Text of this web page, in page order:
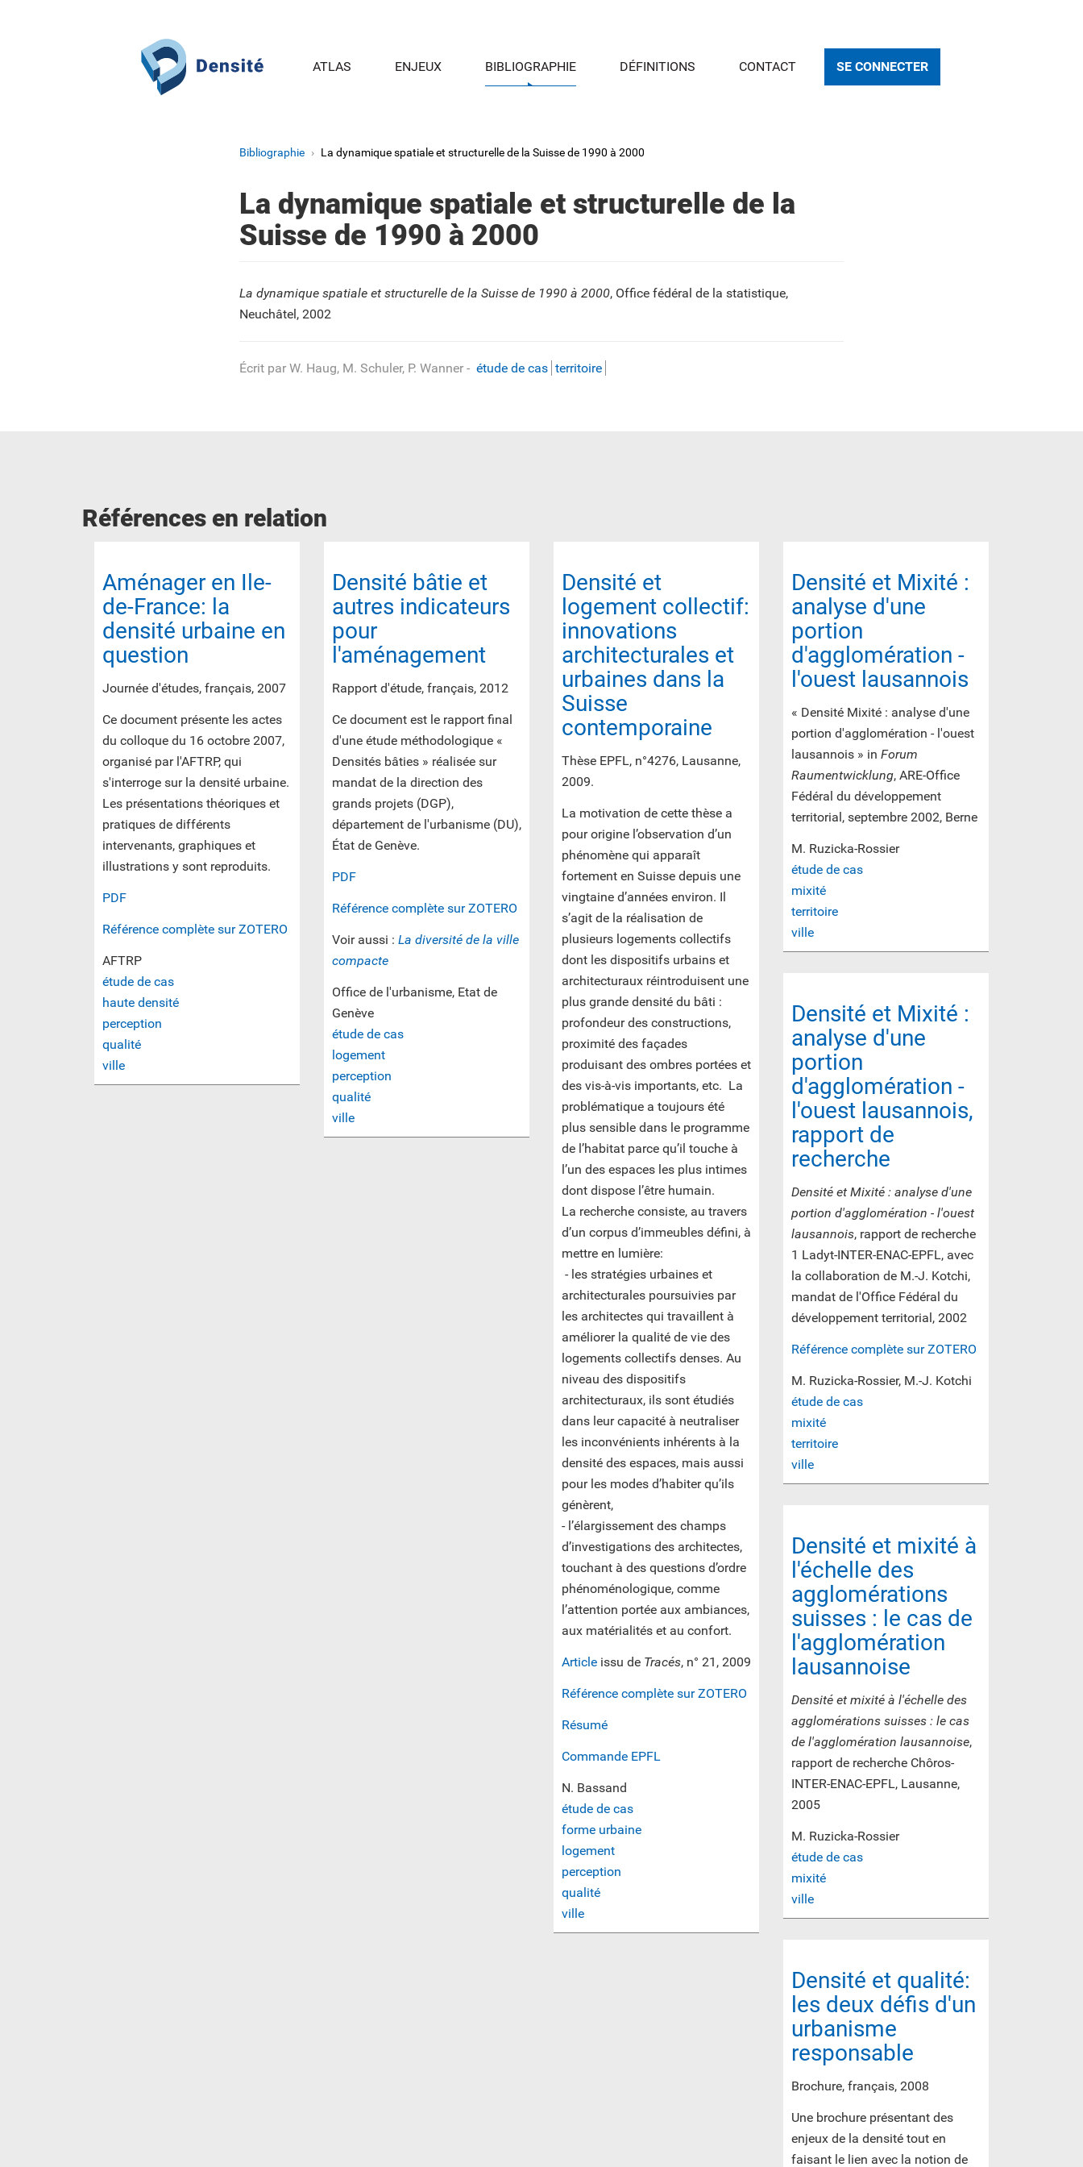
ATLAS ENJEUX BIBLIOGRAPHIE DÉFINITIONS CONTACT SE CONNECTER
Bibliographie La dynamique spatiale et structurelle de la Suisse de 1990 à 2000
La dynamique spatiale et structurelle de la
Suisse de 1990 à 2000
La dynamique spatiale et structurelle de la Suisse de 1990 à 2000, Office fédéral de la statistique,
Neuchâtel, 2002
Écrit par W. Haug, M. Schuler, P. Wanner - étude de cas territoire
Références en relation
Aménager en Ile-
de-France: la
densité urbaine en
question
Journée d'études, français, 2007
Ce document présente les actes
du colloque du 16 octobre 2007,
organisé par l'AFTRP, qui
s'interroge sur la densité urbaine.
Les présentations théoriques et
pratiques de différents
intervenants, graphiques et
illustrations y sont reproduits.
PDF
Référence complète sur ZOTERO
AFTRP
étude de cas
haute densité
perception
qualité
ville
Densité bâtie et
autres indicateurs
pour
l'aménagement
Rapport d'étude, français, 2012
Ce document est le rapport final
d'une étude méthodologique «
Densités bâties » réalisée sur
mandat de la direction des
grands projets (DGP),
département de l'urbanisme (DU),
État de Genève.
PDF
Référence complète sur ZOTERO
Voir aussi : La diversité de la ville
compacte
Office de l'urbanisme, Etat de
Genève
étude de cas
logement
perception
qualité
ville
Densité et
logement collectif:
innovations
architecturales et
urbaines dans la
Suisse
contemporaine
Thèse EPFL, n°4276, Lausanne,
2009.
La motivation de cette thèse a
pour origine l’observation d’un
phénomène qui apparaît
fortement en Suisse depuis une
vingtaine d’années environ. Il
s’agit de la réalisation de
plusieurs logements collectifs
dont les dispositifs urbains et
architecturaux réintroduisent une
plus grande densité du bâti :
profondeur des constructions,
proximité des façades
produisant des ombres portées et
des vis-à-vis importants, etc. La
problématique a toujours été
plus sensible dans le programme
de l’habitat parce qu’il touche à
l’un des espaces les plus intimes
dont dispose l’être humain.
La recherche consiste, au travers
d’un corpus d’immeubles défini, à
mettre en lumière:
- les stratégies urbaines et
architecturales poursuivies par
les architectes qui travaillent à
améliorer la qualité de vie des
logements collectifs denses. Au
niveau des dispositifs
architecturaux, ils sont étudiés
dans leur capacité à neutraliser
les inconvénients inhérents à la
densité des espaces, mais aussi
pour les modes d’habiter qu’ils
génèrent,
- l’élargissement des champs
d’investigations des architectes,
touchant à des questions d’ordre
phénoménologique, comme
l’attention portée aux ambiances,
aux matérialités et au confort.
Article issu de Tracés, n° 21, 2009
Référence complète sur ZOTERO
Résumé
Commande EPFL
N. Bassand
étude de cas
forme urbaine
logement
perception
qualité
ville
Densité et Mixité :
analyse d'une
portion
d'agglomération -
l'ouest lausannois
« Densité Mixité : analyse d'une
portion d'agglomération - l'ouest
lausannois » in Forum
Raumentwicklung, ARE-Office
Fédéral du développement
territorial, septembre 2002, Berne
M. Ruzicka-Rossier
étude de cas
mixité
territoire
ville
Densité et Mixité :
analyse d'une
portion
d'agglomération -
l'ouest lausannois,
rapport de
recherche
Densité et Mixité : analyse d'une
portion d'agglomération - l'ouest
lausannois, rapport de recherche
1 Ladyt-INTER-ENAC-EPFL, avec
la collaboration de M.-J. Kotchi,
mandat de l'Office Fédéral du
développement territorial, 2002
Référence complète sur ZOTERO
M. Ruzicka-Rossier, M.-J. Kotchi
étude de cas
mixité
territoire
ville
Densité et mixité à
l'échelle des
agglomérations
suisses : le cas de
l'agglomération
lausannoise
Densité et mixité à l'échelle des
agglomérations suisses : le cas
de l'agglomération lausannoise,
rapport de recherche Chôros-
INTER-ENAC-EPFL, Lausanne,
2005
M. Ruzicka-Rossier
étude de cas
mixité
ville
Densité et qualité:
les deux défis d'un
urbanisme
responsable
Brochure, français, 2008
Une brochure présentant des
enjeux de la densité tout en
faisant le lien avec la notion de